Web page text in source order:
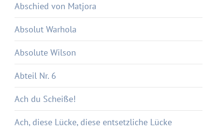
Abschied von Matjora
Absolut Warhola
Absolute Wilson
Abteil Nr. 6
Ach du Scheiße!
Ach, diese Lücke, diese entsetzliche Lücke